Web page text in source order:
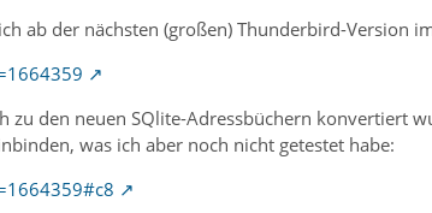
ab der nächsten (großen) Thunderbird-Version
den neuen SQlite-Adressbüchern konvertiert
was ich aber noch nicht getestet habe: